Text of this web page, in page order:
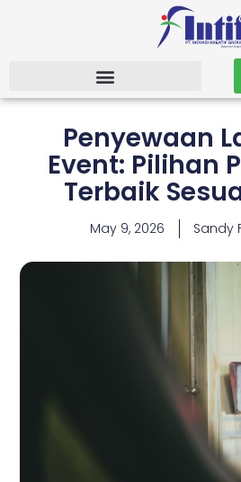
Penyewaan
Event: Pilihan
Terbaik
May 9, 2026 Sandy